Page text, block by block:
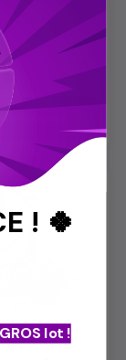
au panier
10-OH+ 30%
! 🍀
in:
lot !